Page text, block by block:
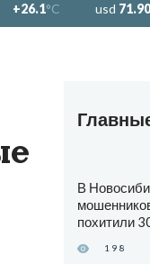
+26.1°C usd
В
похитили
198